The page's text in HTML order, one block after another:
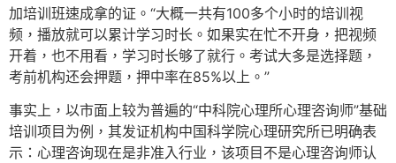
加培训班速成拿的证。“大概一共有100多个小时的培训视
频，播放就可以累计学习时长。如果实在忙不开身，把视频
开着，也不用看，学习时长够了就行。考试大多是选择题，
考前机构还会押题，押中率在85%以上。”
事实上，以市面上较为普遍的“中科院心理所心理咨询师”基础
培训项目为例，其发证机构中国科学院心理研究所已明确表
示：心理咨询现在是非准入行业，该项目不是心理咨询师认